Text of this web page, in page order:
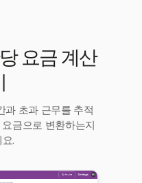
요금 계산
과 초과 근무를 추적
금으로 변환하는지
.